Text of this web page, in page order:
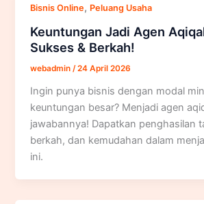
Bisnis Online, Peluang Usaha
Keuntungan Jadi Agen
Sukses & Berkah!
webadmin /24 April 2026
Ingin punya bisnis dengan modal
keuntungan besar? Menjadi agen
jawabannya! Dapatkan penghasilan
berkah, dan kemudahan dalam
ini.